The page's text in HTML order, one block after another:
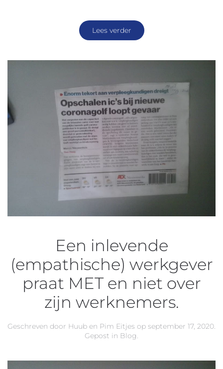
Lees verder
Een inlevende
(empathische) werkgever
praat MET en niet over
zijn werknemers.
Geschreven door Huub en Pim Eitjes op september 17, 2020.
Gepost in Blog.